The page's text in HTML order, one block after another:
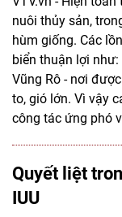
nuôi thủy sản,
hùm giống. Các
biển thuận lợi
Vũng Rô - nơi
to, gió lớn. Vì vậy
công tác ứng phó
Quyết liệt
IUU